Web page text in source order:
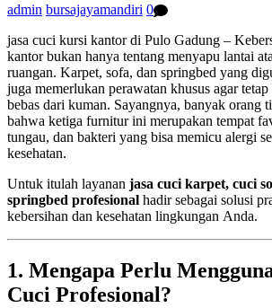
admin bursajayamandiri 0
jasa cuci kursi kantor di Pulo Gadung –
kantor bukan hanya tentang menyapu lantai
ruangan. Karpet, sofa, dan springbed yang
juga memerlukan perawatan khusus agar
bebas dari kuman. Sayangnya, banyak orang
bahwa ketiga furnitur ini merupakan tempat
tungau, dan bakteri yang bisa memicu alergi
kesehatan.
Untuk itulah layanan jasa cuci karpet, cuci
springbed profesional hadir sebagai solusi
kebersihan dan kesehatan lingkungan Anda.
1. Mengapa Perlu
Cuci Profesional?